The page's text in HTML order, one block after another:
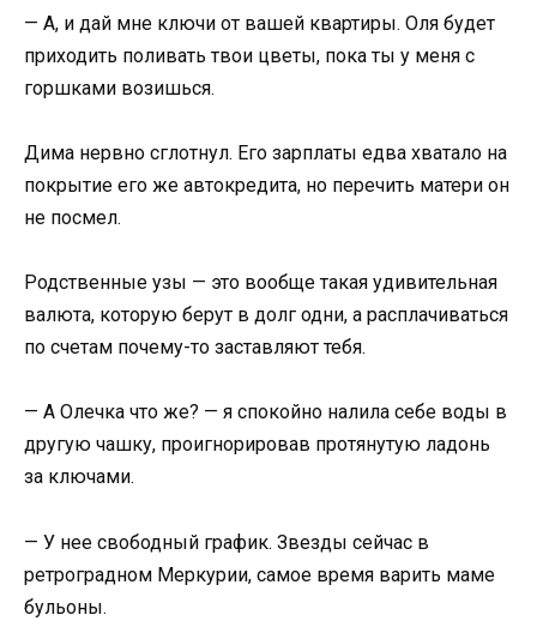
— А, и дай мне ключи от вашей квартиры. Оля будет
приходить поливать твои цветы, пока ты у меня с
горшками возишься.
Дима нервно сглотнул. Его зарплаты едва хватало на
покрытие его же автокредита, но перечить матери он
не посмел.
Родственные узы — это вообще такая удивительная
валюта, которую берут в долг одни, а расплачиваться
по счетам почему-то заставляют тебя.
— А Олечка что же? — я спокойно налила себе воды в
другую чашку, проигнорировав протянутую ладонь
за ключами.
— У нее свободный график. Звезды сейчас в
ретроградном Меркурии, самое время варить маме
бульоны.